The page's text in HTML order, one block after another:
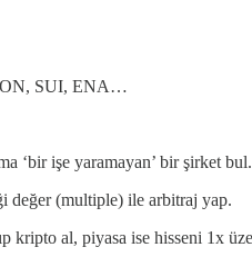
SUI, ENA…
‘bir işe yaramayan’ bir şirket bul.
değer (multiple) ile arbitraj yap.
kripto al, piyasa ise hisseni 1x